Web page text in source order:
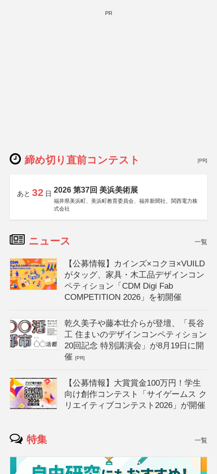
PR
締め切り直前コンテスト [PR]
あと 32 日 2026 第37回 美浜美術展
福井県美浜町、美浜町教育委員会、福井新聞社、関西電力株
式会社
ニュース 一覧
【公募情報】カインズ×コクヨ×VUILD
がタッグ、家具・木工品デザインコン
ペティション「CDM Digi Fab
COMPETITION 2026」を初開催
乾久美子や藤本壮介らが登壇、「長谷
工 住まいのデザインコンペティション
20回記念 特別講演会」が8月19日に開
催[PR]
【公募情報】大賞賞金100万円！学生
向け創作コンテスト「サイゲームス ク
リエイティブコンテスト2026」が開催
特集 一覧